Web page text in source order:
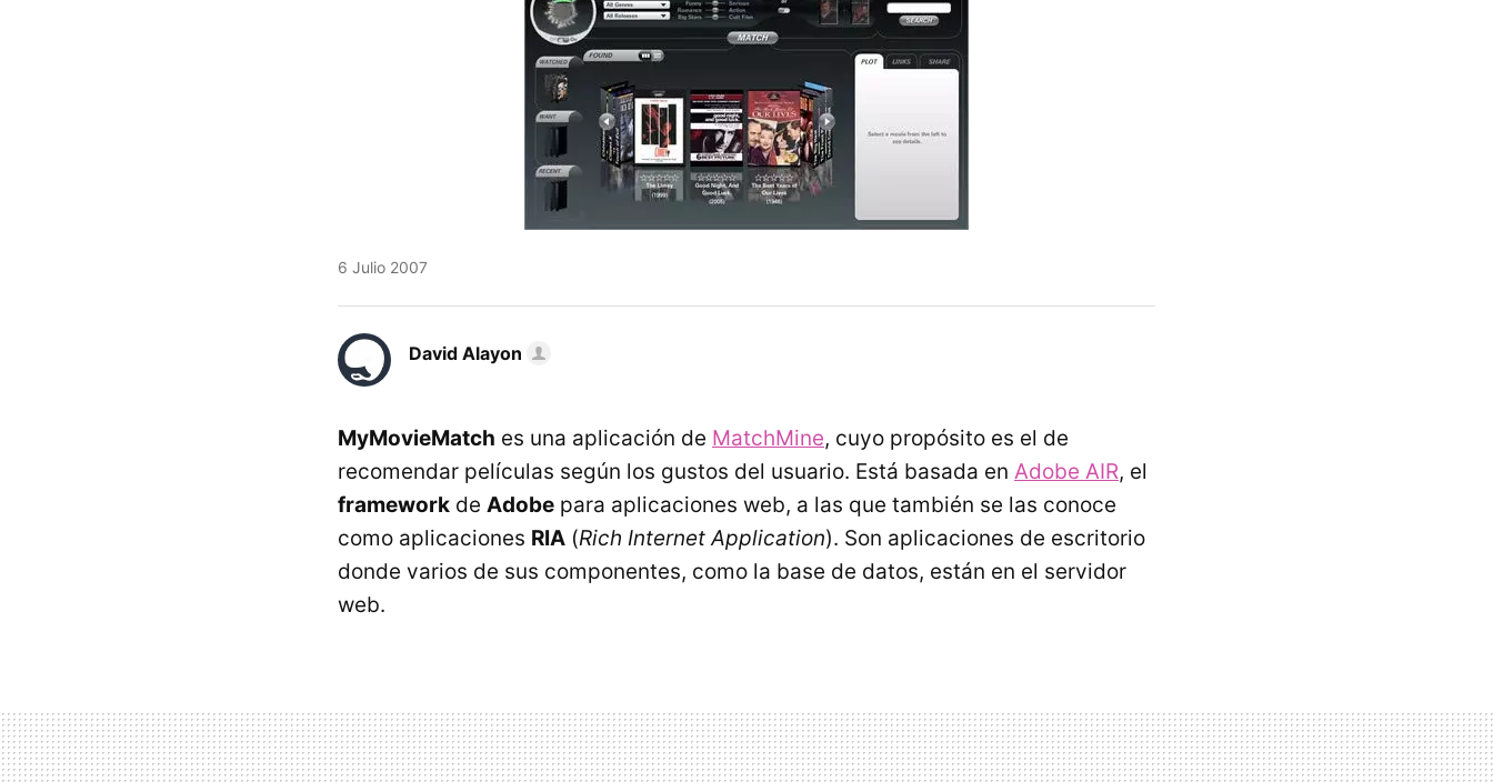
6 Julio 2007
David Alayon
MyMovieMatch es una aplicación de MatchMine, cuyo propósito es el de
recomendar películas según los gustos del usuario. Está basada en Adobe AIR, el
framework de Adobe para aplicaciones web, a las que también se las conoce
como aplicaciones RIA (Rich Internet Application). Son aplicaciones de escritorio
donde varios de sus componentes, como la base de datos, están en el servidor
web.